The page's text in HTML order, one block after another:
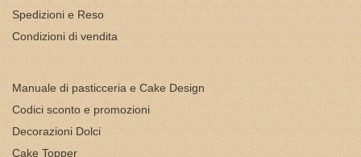
Spedizioni e Reso
Condizioni di vendita
Manuale di pasticceria e Cake Design
Codici sconto e promozioni
Decorazioni Dolci
Cake Topper